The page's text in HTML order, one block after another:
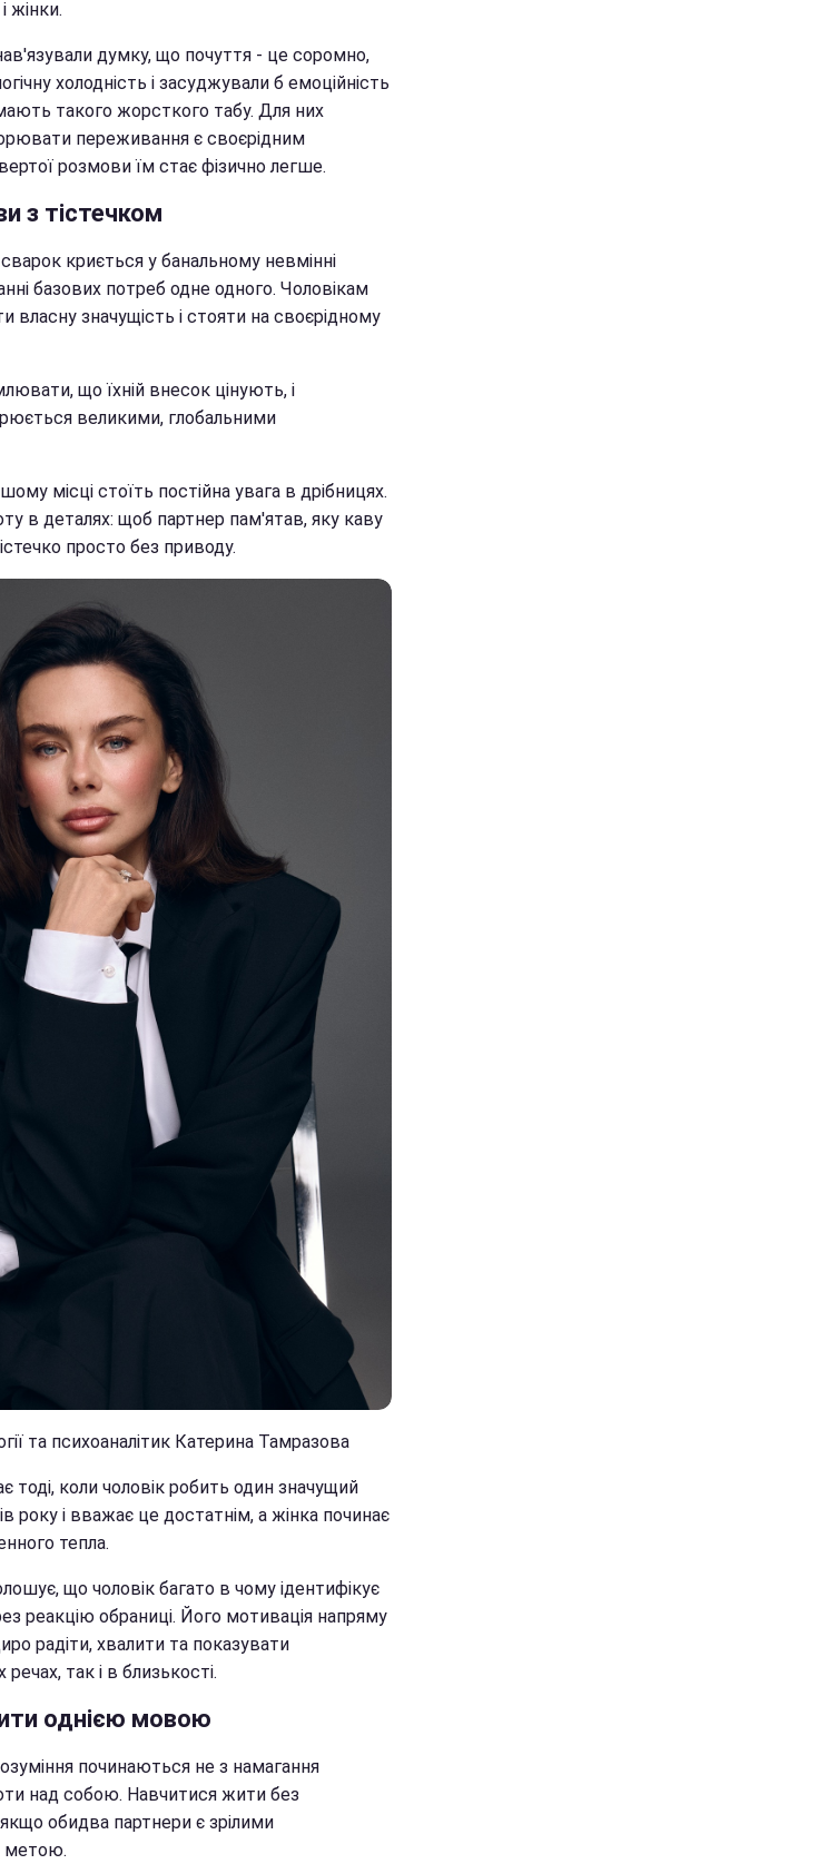
жінки.
думку, що почуття - це соромно,
холодність і засуджували б емоційність
такого жорсткого табу. Для них
переживання є своєрідним
розмови їм стає фізично легше.
з тістечком
криється у банальному невмінні
базових потреб одне одного. Чоловікам
власну значущість і стояти на своєрідному
що їхній внесок цінують, і
великими, глобальними
місці стоїть постійна увага в дрібницях.
в деталях: щоб партнер пам'ятав, яку каву
просто без приводу.
та психоаналітик Катерина Тамразова
тоді, коли чоловік робить один значущий
року і вважає це достатнім, а жінка починає
тепла.
що чоловік багато в чому ідентифікує
реакцію обраниці. Його мотивація напряму
радіти, хвалити та показувати
так і в близькості.
однією мовою
починаються не з намагання
над собою. Навчитися жити без
обидва партнери є зрілими
метою.